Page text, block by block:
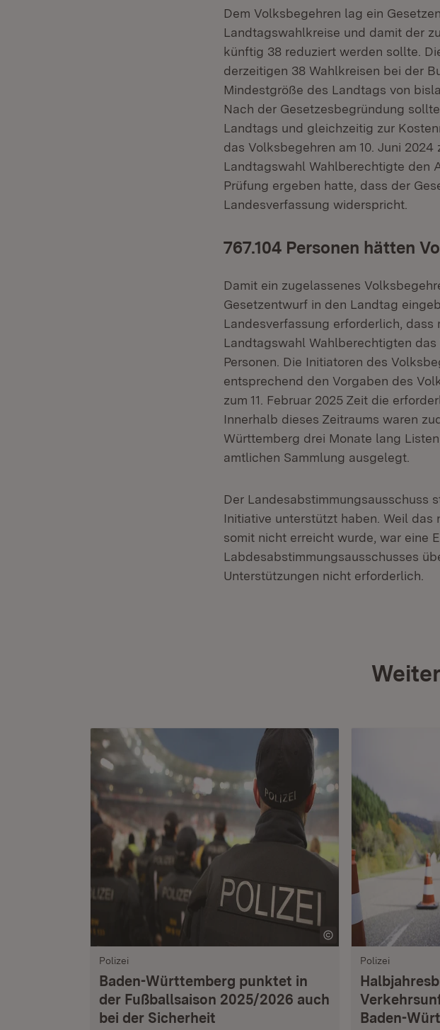
Dem Volksbegehren lag ein
Landtagswahlkreise und damit der
künftig 38 reduziert werden sollte.
derzeitigen 38 Wahlkreisen bei der
Mindestgröße des Landtags von
Nach der Gesetzesbegründung
Landtags und gleichzeitig zur
das Volksbegehren am 10. Juni
Landtagswahl Wahlberechtigte den
Prüfung ergeben hatte, dass der
Landesverfassung widerspricht.
767.104 Personen hätten
Damit ein zugelassenes
Gesetzentwurf in den Landtag
Landesverfassung erforderlich, dass
Landtagswahl Wahlberechtigten
Personen. Die Initiatoren des
entsprechend den Vorgaben des
zum 11. Februar 2025 Zeit die
Innerhalb dieses Zeitraums waren
Württemberg drei Monate lang
amtlichen Sammlung ausgelegt.
Der Landesabstimmungsausschuss
Initiative unterstützt haben. Weil
somit nicht erreicht wurde, war eine
Labdesabstimmungsausschusses
Unterstützungen nicht erforderlich.
Polizei
Baden-Württemberg punktet in
der Fußballsaison 2025/2026 auch
bei der Sicherheit
Polizei
Baden-